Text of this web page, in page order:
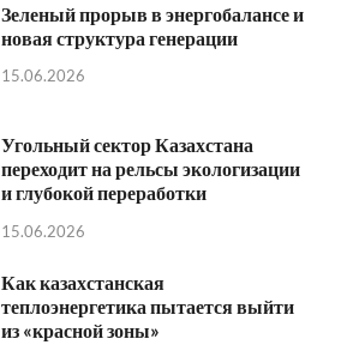
Зеленый прорыв в энергобалансе и
новая структура генерации
15.06.2026
Угольный сектор Казахстана
переходит на рельсы экологизации
и глубокой переработки
15.06.2026
Как казахстанская
теплоэнергетика пытается выйти
из «красной зоны»